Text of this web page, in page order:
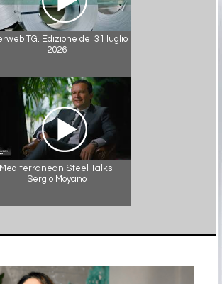
TG. Edizione del 31 luglio
2026
Mediterranean Steel Talks:
Sergio Moyano